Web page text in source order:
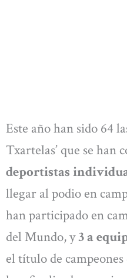
Este año han sido 64
Txartelas’ que se han
deportistas
llegar al podio en
han participado en
del Mundo, y3 a
el título de campeones